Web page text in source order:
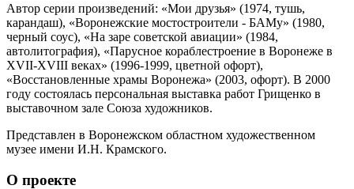
Автор серии произведений: «Мои друзья» (1974, тушь,
карандаш), «Воронежские мостостроители - БАМу» (1980,
черный соус), «На заре советской авиации» (1984,
автолитография), «Парусное кораблестроение в Воронеже в
XVII-XVIII веках» (1996-1999, цветной офорт),
«Восстановленные храмы Воронежа» (2003, офорт). В 2000
году состоялась персональная выставка работ Грищенко в
выставочном зале Союза художников.
Представлен в Воронежском областном художественном
музее имени И.Н. Крамского.
О проекте